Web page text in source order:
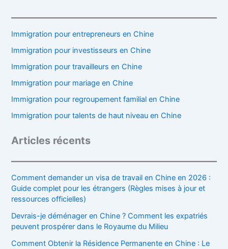
Immigration pour entrepreneurs en Chine
Immigration pour investisseurs en Chine
Immigration pour travailleurs en Chine
Immigration pour mariage en Chine
Immigration pour regroupement familial en Chine
Immigration pour talents de haut niveau en Chine
Articles récents
Comment demander un visa de travail en Chine en 2026 :
Guide complet pour les étrangers (Règles mises à jour et
ressources officielles)
Devrais-je déménager en Chine ? Comment les expatriés
peuvent prospérer dans le Royaume du Milieu
Comment Obtenir la Résidence Permanente en Chine : Le